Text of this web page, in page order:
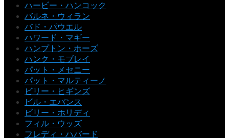
ハービー・ハンコック
バルネ・ウィラン
バド・パウエル
ハワード・マギー
ハンプトン・ホーズ
ハンク・モブレイ
パット・メセニー
パット・マルティーノ
ビリー・ヒギンズ
ビル・エバンス
ビリー・ホリディ
フィル・ウッズ
フレディ・ハバード